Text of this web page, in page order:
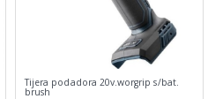
Tijera podadora 20v.worgrip s/bat.
brush